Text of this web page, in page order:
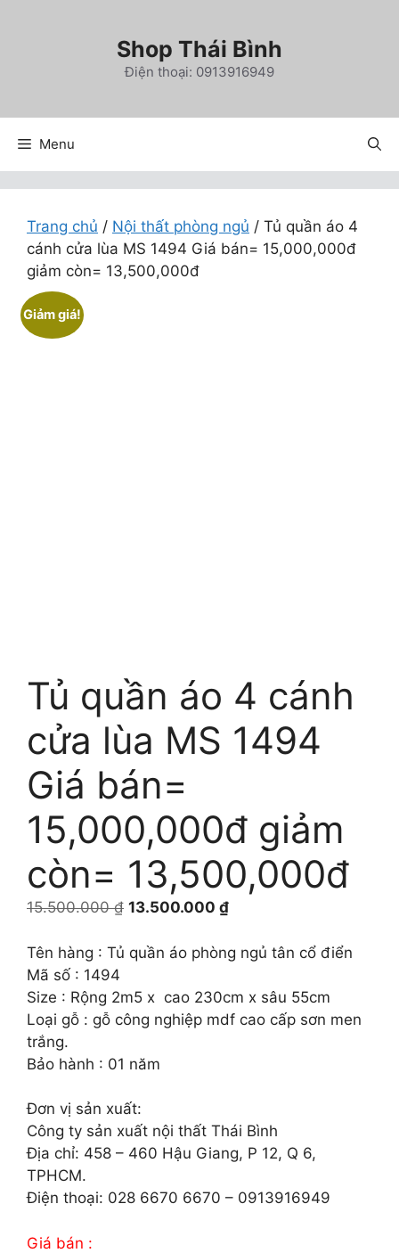
Shop Thái Bình
Điện thoại: 0913916949
Menu
Trang chủ / Nội thất phòng ngủ / Tủ quần áo 4
cánh cửa lùa MS 1494 Giá bán= 15,000,000đ
giảm còn= 13,500,000đ
Giảm giá!
Tủ quần áo 4 cánh
cửa lùa MS 1494
Giá bán=
15,000,000đ giảm
còn= 13,500,000đ
15.500.000₫ Giá
là:
13.500.000 ₫Giá
tại
13.500.000 ₫.
Tên hàng : Tủ quần áo phòng ngủ tân cổ điển
Mã số : 1494
Size : Rộng 2m5 x cao 230cm x sâu 55cm
Loại gỗ : gỗ công nghiệp mdf cao cấp sơn men
trắng.
Bảo hành : 01 năm
Đơn vị sản xuất:
Công ty sản xuất nội thất Thái Bình
Địa chỉ: 458 – 460 Hậu Giang, P 12, Q 6,
TPHCM.
Điện thoại: 028 6670 6670 – 0913916949
Giá bán :